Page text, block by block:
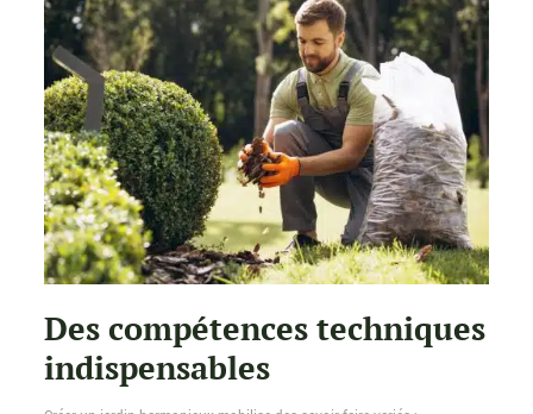
Des compétences techniques
indispensables